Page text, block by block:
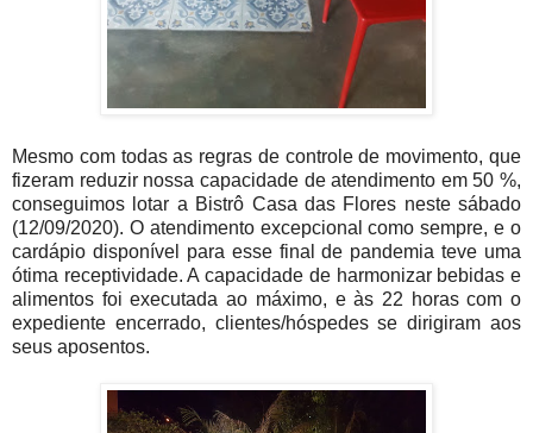
Mesmo com todas as regras de controle de movimento, que
fizeram reduzir nossa capacidade de atendimento em 50 %,
conseguimos lotar a Bistrô Casa das Flores neste sábado
(12/09/2020). O atendimento excepcional como sempre, e o
cardápio disponível para esse final de pandemia teve uma
ótima receptividade. A capacidade de harmonizar bebidas e
alimentos foi executada ao máximo, e às 22 horas com o
expediente encerrado, clientes/hóspedes se dirigiram aos
seus aposentos.